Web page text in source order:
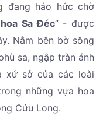
đang háo hức chờ
Sa Đéc” - được
Nằm bên bờ sông
sa, ngập tràn ánh
xứ sở của các loài
những vựa hoa
Cửu Long.